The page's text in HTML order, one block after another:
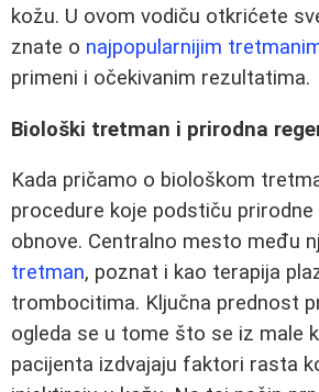
kožu. U ovom vodiču otkrićete
znate o najpopularnijim
primeni i očekivanim rezultatima.
Biološki tretman i prirodna
Kada pričamo o biološkom
procedure koje podstiču prirodne
obnove. Centralno mesto među
tretman, poznat i kao terapija
trombocitima. Ključna prednost
ogleda se u tome što se iz male
pacijenta izdvajaju faktori rasta